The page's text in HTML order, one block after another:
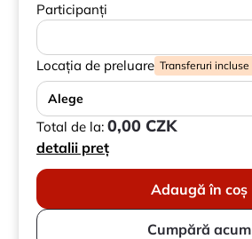
Participanți
Locația de preluare Transferuri incluse
Alege
Total de la: 0,00 CZK
detalii preț
Adaugă în coș
Cumpără acum